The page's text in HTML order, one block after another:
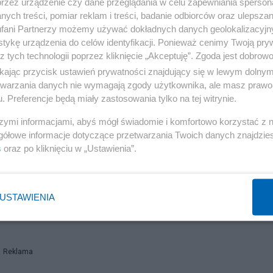
stronach, stoją kolumnyhuabiaozwieńczone
skorupie kamiennego żółwia Bixi (jednego z
szczęścia i ochrony), czczące pamięć cesarzy,
dynastii Qing, po odbudowie mostu w
w pobliżu zachodniego końca mostu
stela upamiętniająca naprawę mostu w 1785
Reklama
treści, pomiar reklam i treści, badanie odbiorców oraz
Partnerzy możemy używać dokładnych danych
urządzenia do celów identyfikacji. Ponieważ cenimy Twoją
tych technologii poprzez kliknięcie „Akceptuję”. Zgoda jest
przycisk ustawień prywatności znajdujący się w lewym
danych nie wymagają zgody użytkownika, ale masz
Preferencje będą miały zastosowania tylko na tej witrynie.
informacjami, abyś mógł świadomie i komfortowo korzystać z
informacje dotyczące przetwarzania Twoich danych
oraz po kliknięciu w „Ustawienia”.
USTAWIENIA